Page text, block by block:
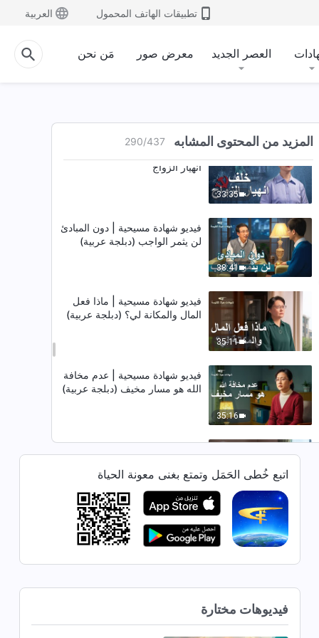
تطبيقات الهاتف المحمول العربية
العصر الجديد معرض صور مَن نحن
المزيد من المحتوى المشابه 290/437
30:41
فيديو شهادة باللغة العربية | التعاون
المنسجم ضروري في الواجب
44:06
33:35
انهيار الزواج
38:41
فيديو شهادة مسيحية | دون المبادئ
لن يثمر الواجب (دبلجة عربية)
35:11
فيديو شهادة مسيحية | ماذا فعل
المال والمكانة لي؟ (دبلجة عربية)
35:16
فيديو شهادة مسيحية | عدم مخافة
الله هو مسار مخيف (دبلجة عربية)
31:48
29:42
فيديو شهادة مسيحية | عاقبة التقنُّع
والتخفِّي (دبلجة عربية)
اختيار القائدة الخطأ (دبلجة عربية)
اتبع خُطى الحَمَل وتمتع بغنى معونة الحياة
فيديوهات مختارة